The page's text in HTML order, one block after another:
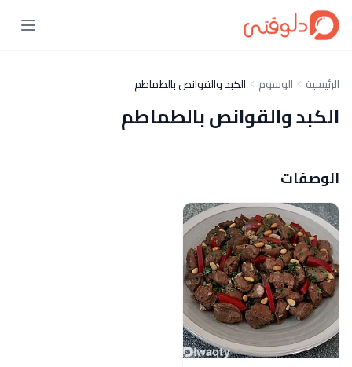
الرئيسية الوسوم الكبد والقوانص بالطماطم
الكبد والقوانص بالطماطم
الوصفات